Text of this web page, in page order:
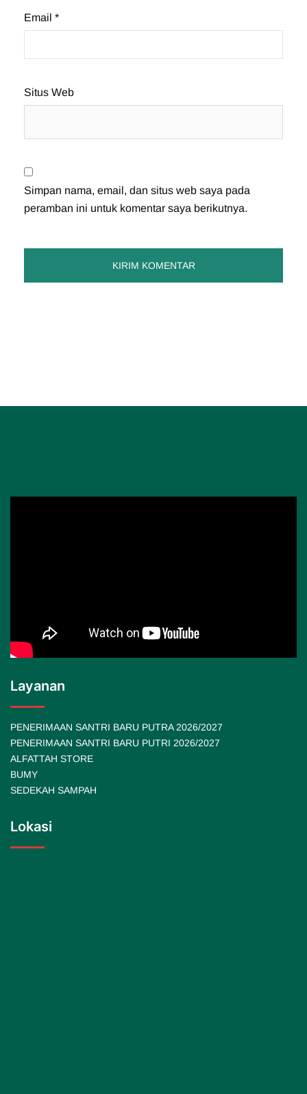
Email *
Situs Web
Simpan nama, email, dan situs web saya pada
peramban ini untuk komentar saya berikutnya.
Layanan
PENERIMAAN SANTRI BARU PUTRA 2026/2027
PENERIMAAN SANTRI BARU PUTRI 2026/2027
ALFATTAH STORE
BUMY
SEDEKAH SAMPAH
Lokasi